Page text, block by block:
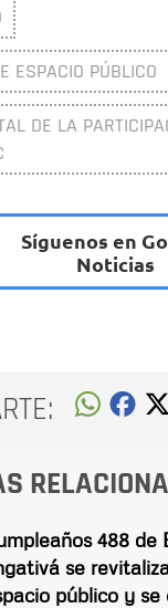
ESPACIO PÚBLICO
DE LA
Síguenos en
Noticias
488 de
se
público y